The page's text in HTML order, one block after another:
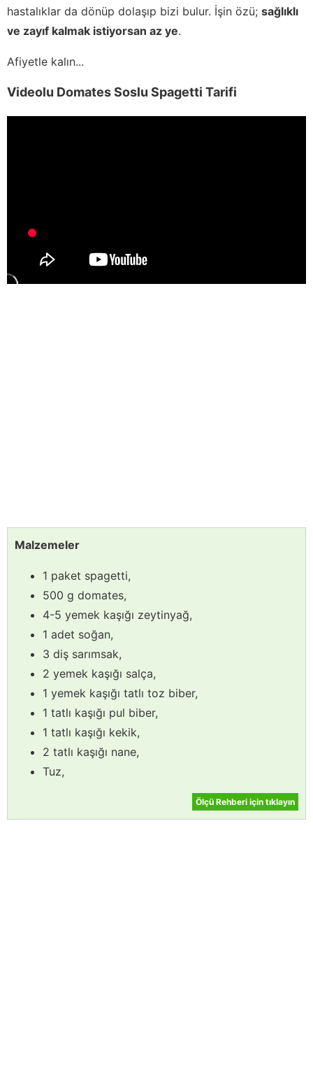
hastalıklar da dönüp dolaşıp bizi bulur. İşin özü; sağlıklı
ve zayıf kalmak istiyorsan az ye.
Afiyetle kalın...
Videolu Domates Soslu Spagetti Tarifi
Malzemeler
1 paket spagetti,
500 g domates,
4-5 yemek kaşığı zeytinyağ,
1 adet soğan,
3 diş sarımsak,
2 yemek kaşığı salça,
1 yemek kaşığı tatlı toz biber,
1 tatlı kaşığı pul biber,
1 tatlı kaşığı kekik,
2 tatlı kaşığı nane,
Tuz,
Ölçü Rehberi için tıklayın